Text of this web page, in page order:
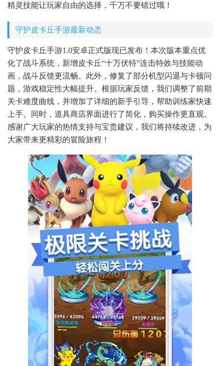
精灵技能让玩家自由的选择，千万不要错过哦！
守护皮卡丘手游最新动态
守护皮卡丘手游1.0安卓正式版现已发布！本次版本重点优
化了战斗系统，新增皮卡丘“十万伏特”连击特效与技能动
画，战斗反馈更流畅。此外，修复了部分机型闪退与卡顿问
题，游戏稳定性大幅提升。根据玩家反馈，我们调整了前期
关卡难度曲线，并增加了详细的新手引导，帮助训练家快速
上手。同时，道具商店界面进行了简化，购买操作更直观。
感谢广大玩家的热情支持与宝贵建议，我们将持续改进，为
大家带来更精彩的冒险旅程！